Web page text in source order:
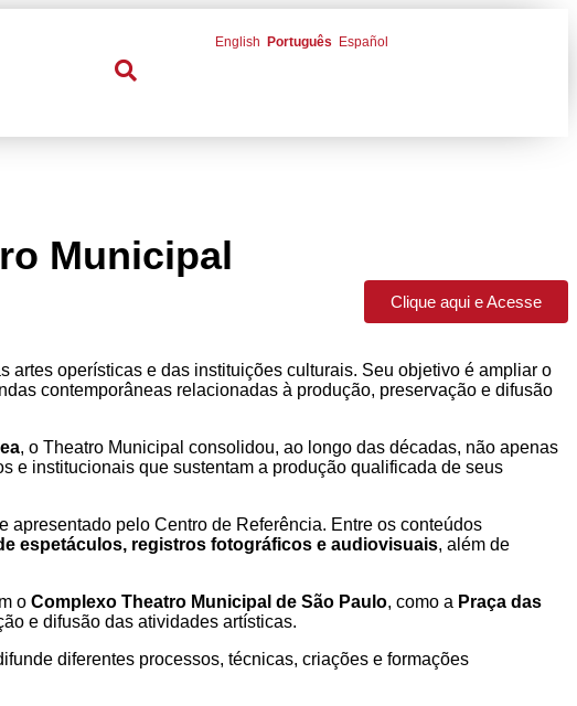
English Português Español
Municipal
Clique aqui e Acesse
artes operísticas e das instituições culturais. Seu objetivo é ampliar o
contemporâneas relacionadas à produção, preservação e difusão
, o Theatro Municipal consolidou, ao longo das décadas, não apenas
e institucionais que sustentam a produção qualificada de seus
apresentado pelo Centro de Referência. Entre os conteúdos
espetáculos, registros fotográficos e audiovisuais, além de
o Complexo Theatro Municipal de São Paulo, como a Praça das
e difusão das atividades artísticas.
diferentes processos, técnicas, criações e formações